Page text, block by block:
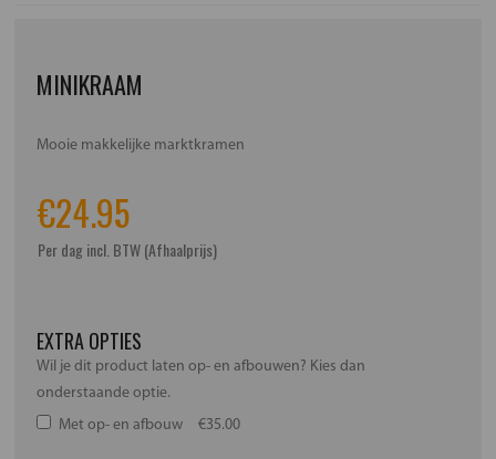
MINIKRAAM
Mooie makkelijke marktkramen
€24.95
Per dag incl. BTW (Afhaalprijs)
EXTRA OPTIES
Wil je dit product laten op- en afbouwen? Kies dan
onderstaande optie.
Met op- en afbouw
€35.00